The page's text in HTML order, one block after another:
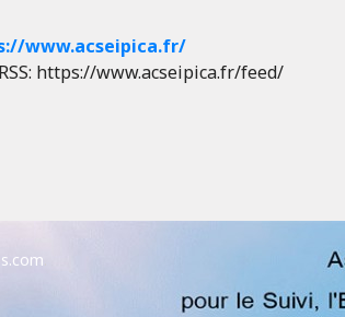
www.acseipica.fr/
https://www.acseipica.fr/feed/